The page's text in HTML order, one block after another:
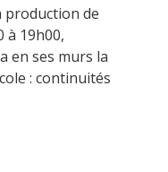
production de
à 19h00,
en ses murs la
: continuités